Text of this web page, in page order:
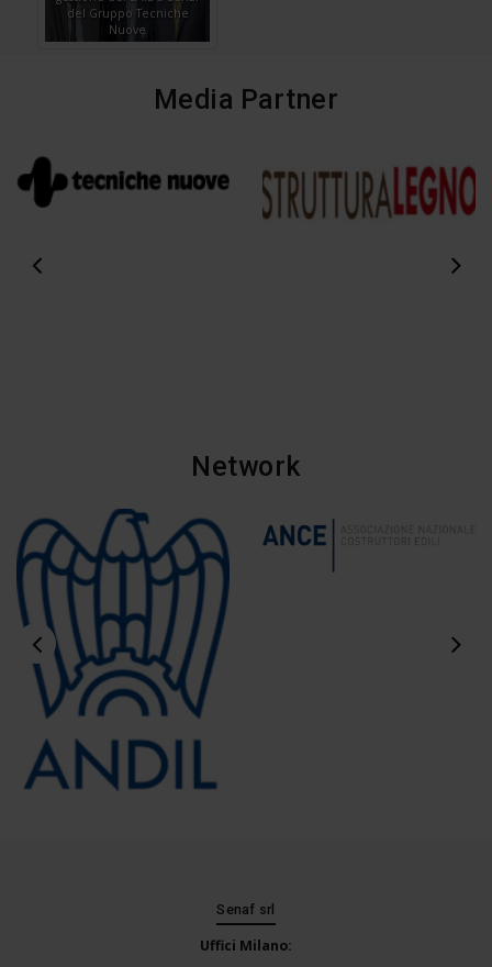
del Gruppo Tecniche
Nuove
Media Partner
Network
Senaf srl
Uffici Milano: